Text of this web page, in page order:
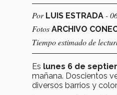
Por LUIS ESTRADA -
Fotos ARCHIVO
Tiempo estimado de
Es lunes 6 de
mañana. Doscientos
diversos barrios y